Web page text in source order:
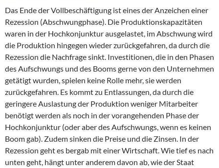
Das Ende der Vollbeschäftigung ist eines der Anzeichen einer
Rezession (Abschwungphase). Die Produktionskapazitäten
waren in der Hochkonjunktur ausgelastet, im Abschwung wird
die Produktion hingegen wieder zurückgefahren, da durch die
Rezession die Nachfrage sinkt. Investitionen, die in den Phasen
des Aufschwungs und des Booms gerne von den Unternehmen
getätigt wurden, spielen keine Rolle mehr, sie werden
zurückgefahren. Es kommt zu Entlassungen, da durch die
geringere Auslastung der Produktion weniger Mitarbeiter
benötigt werden als noch in der vorangehenden Phase der
Hochkonjunktur (oder aber des Aufschwungs, wenn es keinen
Boom gab). Zudem sinken die Preise und die Zinsen. In der
Rezession geht es bergab mit einer Wirtschaft. Wie tief es nach
unten geht, hängt unter anderem davon ab, wie der Staat